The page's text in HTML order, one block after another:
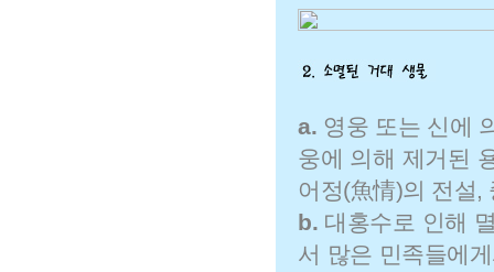
a. 영웅 또는 신에
웅에 의해 제거된
어정(魚情)의 전설,
b. 대홍수로 인해
서 많은 민족들에